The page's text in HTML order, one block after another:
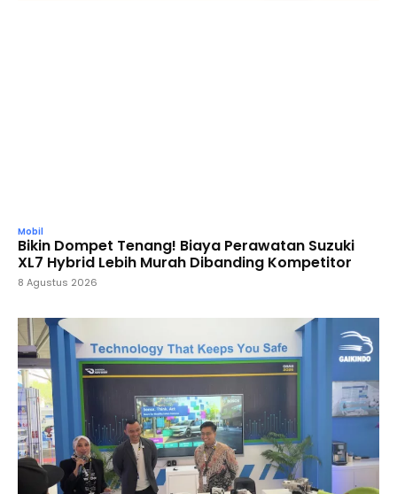
Mobil
Bikin Dompet Tenang! Biaya Perawatan Suzuki
XL7 Hybrid Lebih Murah Dibanding Kompetitor
8 Agustus 2026